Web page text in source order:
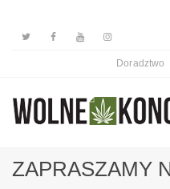
Doradztwo
ZAPRASZAMY